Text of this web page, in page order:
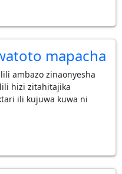
mapacha
ambazo zinaonyesha
hizi zitahitajika
ili kujuwa kuwa ni